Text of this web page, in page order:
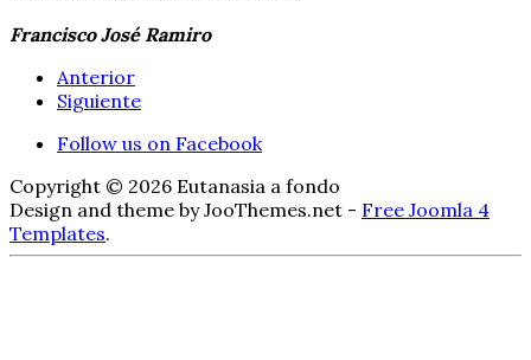
Francisco José Ramiro
Anterior
Siguiente
Follow us on Facebook
Copyright © 2026 Eutanasia a fondo
Design and theme by JooThemes.net - Free Joomla 4
Templates.